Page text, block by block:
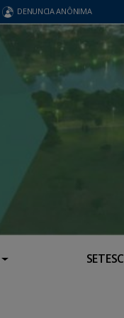
DENUNCIA ANÔNIMA
SETESC